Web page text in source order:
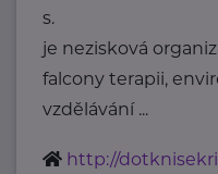
s.
je nezisková
falcony terapii,
vzdělávání ...
http://